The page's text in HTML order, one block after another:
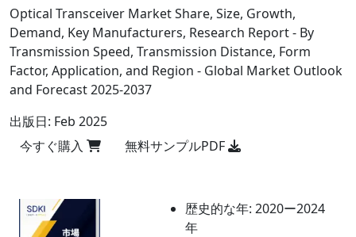
Optical Transceiver Market Share, Size, Growth,
Demand, Key Manufacturers, Research Report - By
Transmission Speed, Transmission Distance, Form
Factor, Application, and Region - Global Market Outlook
and Forecast 2025-2037
出版日: Feb 2025
今すぐ購入
無料サンプルPDF
歴史的な年: 2020ー2024
年